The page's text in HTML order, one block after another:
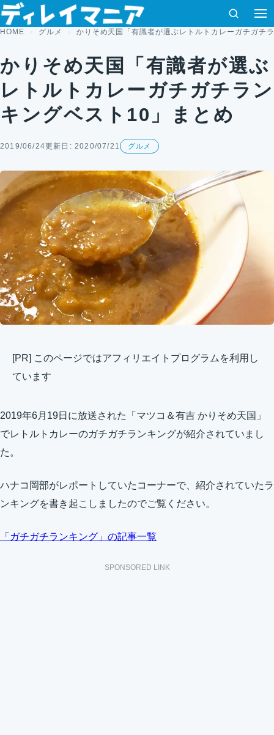
コンテンツへスキップ
検索
HOME グルメ かりそめ天国「有識者が選ぶレトルトカレーガチガチ
かりそめ天国「有識者が選ぶ
レトルトカレーガチガチラン
キングベスト10」まとめ
2019/06/24更新日: 2020/07/21 グルメ
[PR] このページではアフィリエイトプログラムを利用し
ています
2019年6月19日に放送された「マツコ＆有吉 かりそめ天国」
でレトルトカレーのガチガチランキングが紹介されていまし
た。
ハナコ岡部がレポートしていたコーナーで、紹介されていたラ
ンキングを書き起こしましたのでご覧ください。
「ガチガチランキング」の記事一覧
SPONSORED LINK